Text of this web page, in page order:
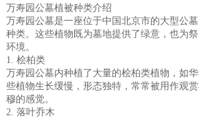
万寿园公墓植被种类介绍
万寿园公墓是一座位于中国北京市的大型公
种类。这些植物既为墓地提供了绿意，也为
环境。
1. 桧柏类
万寿园公墓内种植了大量的桧柏类植物，如
些植物生长缓慢，形态独特，常常被用作观
穆的感觉。
2. 落叶乔木